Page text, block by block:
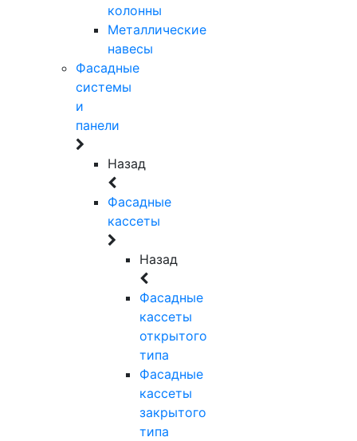
колонны
Металлические
навесы
Фасадные
системы
и
панели
Назад
Фасадные
кассеты
Назад
Фасадные
кассеты
открытого
типа
Фасадные
кассеты
закрытого
типа